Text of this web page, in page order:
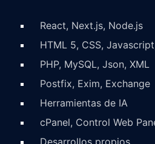
React, Next.js, Node.js
HTML 5, CSS,
PHP, MySQL, Json, XML
Postfix, Exim, Exchange
Herramientas de IA
cPanel, Control Web
Desarrollos propios